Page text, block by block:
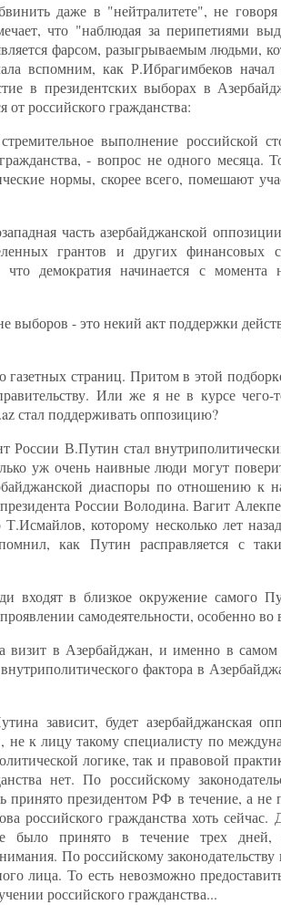
даже в "нейтралитете", не
что "наблюдая за перипетиями
фарсом, разыгрываемым людьми,
вспомним, как Р.Ибрагимбеков
в президентских выборах в
российского гражданства:
выполнение российской
- вопрос не одного месяца.
нормы, скорее всего, помешают
часть азербайджанской оппозиции
грантов и других финансовых
демократия начинается с момента
выборов - это некий акт поддержки
газетных страниц. Притом в этой
Или же я не в курсе чего-
стал поддерживать оппозицию?
России В.Путин стал
уж очень наивные люди могут
диаспоры по отношению
России Володина. Вагит
которому несколько лет
как Путин расправляется с
входят в близкое окружение самого
самодеятельности, особенно
визит в Азербайджан, и именно в
фактора в
зависит, будет азербайджанская
к лицу такому специалисту по
логике, так и правовой
нет. По российскому
принято президентом РФ в течение, а не
российского гражданства хоть
было принято в течение трех
По российскому
лица. То есть невозможно
российского гражданства...